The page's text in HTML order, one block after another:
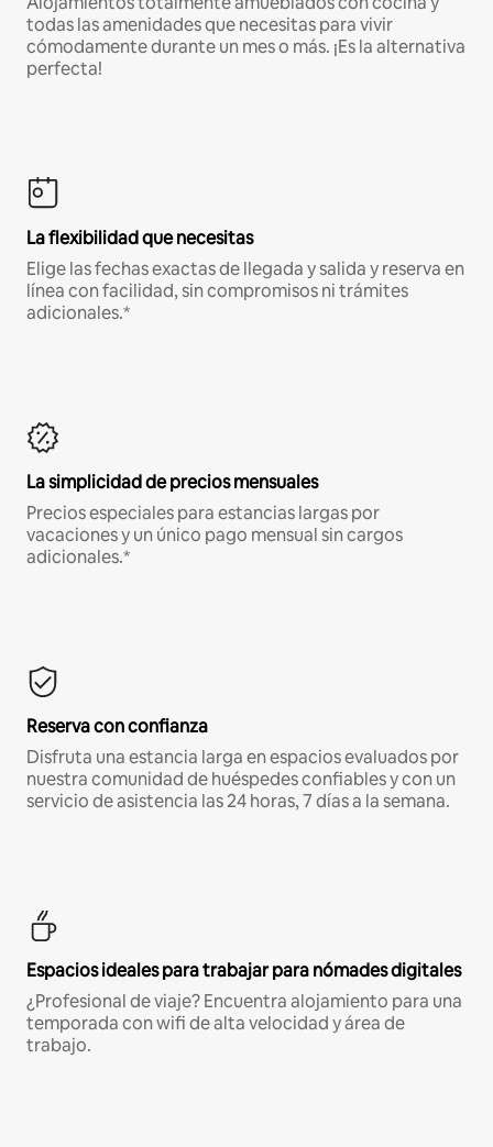
todas las amenidades que necesitas para vivir
cómodamente durante un mes o más. ¡Es la alternativa
perfecta!
La flexibilidad que necesitas
Elige las fechas exactas de llegada y salida y reserva en
línea con facilidad, sin compromisos ni trámites
adicionales.*
La simplicidad de precios mensuales
Precios especiales para estancias largas por
vacaciones y un único pago mensual sin cargos
adicionales.*
Reserva con confianza
Disfruta una estancia larga en espacios evaluados por
nuestra comunidad de huéspedes confiables y con un
servicio de asistencia las 24 horas, 7 días a la semana.
Espacios ideales para trabajar para nómades digitales
¿Profesional de viaje? Encuentra alojamiento para una
temporada con wifi de alta velocidad y área de
trabajo.